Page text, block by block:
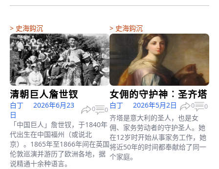
> 史海鈎沉
清朝巨人詹世钗
白丁
2026年6月23
日
0 0
「中国巨人」詹世钗，于1840年
代出生在中国福州（或说北
京）。1865年至1866年间在英国
伦敦巡演并游历了欧洲各地，据
说精通十余种语言。
> 史海鈎沉
女佣的守护神︰圣齐塔
白丁 2026年5月2日 0 0
齐塔是意大利的圣人，也是女
佣、家务劳动者的守护圣人。她
在12岁时开始从事家务工作，她
将近50年的时间都奉献给了同一
个家庭。